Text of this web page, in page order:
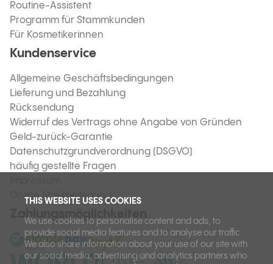
THIS WEBSITE USES COOKIES
We use cookies to personalise content and ads, to
provide social media features and to analyse our traffic.
We also share information about your use of our site with
our social media, advertising and analytics partners who
Routine-Assistent
Programm für Stammkunden
Für Kosmetikerinnen
Kundenservice
Allgemeine Geschäftsbedingungen
Lieferung und Bezahlung
Rücksendung
Widerruf des Vertrags ohne Angabe von Gründen
Geld-zurück-Garantie
Datenschutzgrundverordnung (DSGVO)
häufig gestellte Fragen
Online Streitbeilegung
Zahlungsmöglichkeiten